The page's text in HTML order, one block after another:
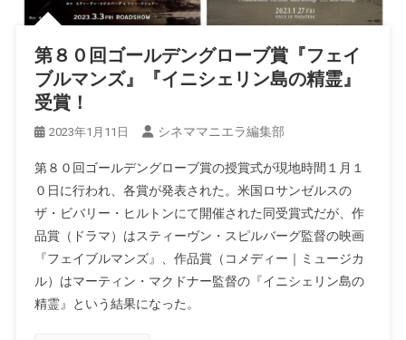
第８０回ゴールデングローブ賞『フェイ
ブルマンズ』『イニシェリン島の精霊』
受賞！
2023年1月11日 シネママニエラ編集部
第８０回ゴールデングローブ賞の授賞式が現地時間１月１
０日に行われ、各賞が発表された。米国ロサンゼルスの
ザ・ビバリー・ヒルトンにて開催された同受賞式だが、作
品賞（ドラマ）はスティーヴン・スピルバーグ監督の映画
『フェイブルマンズ』、作品賞（コメディー｜ミュージカ
ル）はマーティン・マクドナー監督の『イニシェリン島の
精霊』という結果になった。